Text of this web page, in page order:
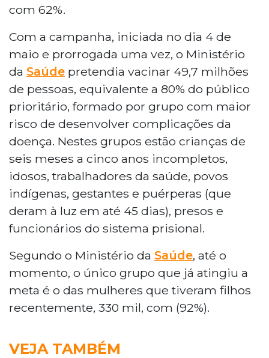
com 62%.
Com a campanha, iniciada no dia 4 de
maio e prorrogada uma vez, o Ministério
da Saúde pretendia vacinar 49,7 milhões
de pessoas, equivalente a 80% do público
prioritário, formado por grupo com maior
risco de desenvolver complicações da
doença. Nestes grupos estão crianças de
seis meses a cinco anos incompletos,
idosos, trabalhadores da saúde, povos
indígenas, gestantes e puérperas (que
deram à luz em até 45 dias), presos e
funcionários do sistema prisional.
Segundo o Ministério da Saúde, até o
momento, o único grupo que já atingiu a
meta é o das mulheres que tiveram filhos
recentemente, 330 mil, com (92%).
VEJA TAMBÉM